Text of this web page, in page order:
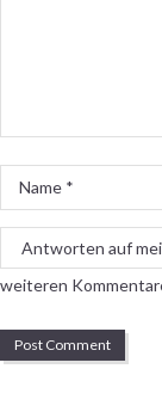
Name
*
weiteren